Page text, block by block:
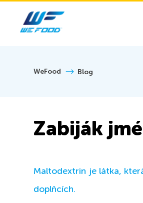
WeFood Blog
Zabiják
Maltodextrin je látka,
doplňcích.